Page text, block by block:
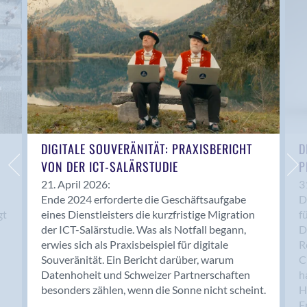
Anwil
Appenzell
Au SG
Baar
Baden
Balsthal
Balzers
Basel
Bassersdorf
Belp
Bendern
Benken (SG)
Bergdietikon
Berlin
Bern
Bern - Liebefeld
DIGITALE SOUVERÄNITÄT: PRAXISBERICHT
VON DER ICT-SALÄRSTUDIE
21. April 2026:
Ende 2024 erforderte die Geschäftsaufgabe
eines Dienstleisters die kurzfristige Migration
der ICT-Salärstudie. Was als Notfall begann,
erwies sich als Praxisbeispiel für digitale
Souveränität. Ein Bericht darüber, warum
Datenhoheit und Schweizer Partnerschaften
besonders zählen, wenn die Sonne nicht scheint.